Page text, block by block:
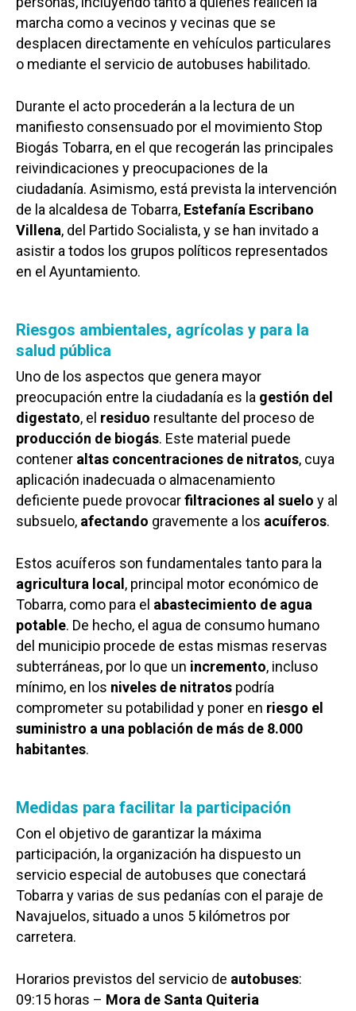
marcha como a vecinos y vecinas que se
desplacen directamente en vehículos particulares
o mediante el servicio de autobuses habilitado.
Durante el acto procederán a la lectura de un
manifiesto consensuado por el movimiento Stop
Biogás Tobarra, en el que recogerán las principales
reivindicaciones y preocupaciones de la
ciudadanía. Asimismo, está prevista la intervención
de la alcaldesa de Tobarra, Estefanía Escribano
Villena, del Partido Socialista, y se han invitado a
asistir a todos los grupos políticos representados
en el Ayuntamiento.
Riesgos ambientales, agrícolas y para la
salud pública
Uno de los aspectos que genera mayor
preocupación entre la ciudadanía es la gestión del
digestato, el residuo resultante del proceso de
producción de biogás. Este material puede
contener altas concentraciones de nitratos, cuya
aplicación inadecuada o almacenamiento
deficiente puede provocarfiltraciones al suelo y al
subsuelo, afectando gravemente a los acuíferos.
Estos acuíferos son fundamentales tanto para la
agricultura local , principal motor económico de
Tobarra, como para el abastecimiento de agua
potable. De hecho, el agua de consumo humano
del municipio procede de estas mismas reservas
subterráneas, por lo que un incremento, incluso
mínimo, en los niveles de nitratos podría
comprometer su potabilidad y poner en riesgo el
suministro a una población de más de 8.000
habitantes.
Medidas para facilitar la participación
Con el objetivo de garantizar la máxima
participación, la organización ha dispuesto un
servicio especial de autobuses que conectará
Tobarra y varias de sus pedanías con el paraje de
Navajuelos, situado a unos 5 kilómetros por
carretera.
Horarios previstos del servicio de autobuses:
09:15 horas – Mora de Santa Quiteria